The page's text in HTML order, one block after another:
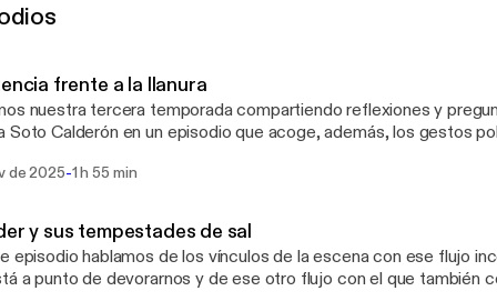
cultural Marta García Miranda.
Pablo Caruana y Eduardo Maura.
publica el último lunes de cada mes a través de Podium
podcasts.
frente a la llanura
nuestra tercera temporada compartiendo reflexiones y
Soto Calderón en un episodio que acoge, además, los gestos
atravesadas por la misma pregunta sobre la capacidad de
alegría (como la pieza de Javier Hernando) y una sensación de
con Eva Cruz, Edu Maura, Álvaro Vicente, Miguel Valentín y la
Jorge Maldonado (Estudios Good it).
de 2025-1 h 55 min
y sus tempestades de sal
episodio hablamos de los vínculos de la escena con ese flujo
a punto de devorarnos y de ese otro flujo con el que también